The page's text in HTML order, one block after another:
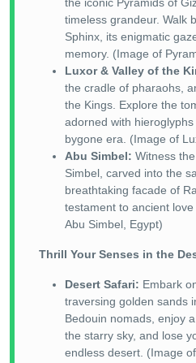
timeless grandeur. Walk
Sphinx, its enigmatic
memory. (Image of
Luxor & Valley of the
the cradle of pharaohs,
the Kings. Explore the
adorned with
bygone era. (Image of
Abu Simbel: Witness
Simbel, carved into the
breathtaking facade of
testament to ancient
Abu Simbel, Egypt)
Thrill Your Senses in the
Desert Safari: Embark
traversing golden sands
Bedouin nomads, enjoy
the starry sky, and lose
endless desert. (Image